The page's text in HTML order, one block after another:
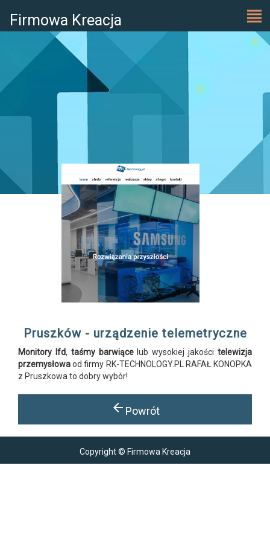
Firmowa Kreacja
Pruszków - urządzenie telemetryczne
Monitory lfd, taśmy barwiącelub wysokiej jakościtelewizja
przemysłowaod firmy RK-TECHNOLOGY.PL RAFAŁ KONOPKA
z Pruszkowa to dobry wybór!
arrow_back Powrót
Copyright © Firmowa Kreacja